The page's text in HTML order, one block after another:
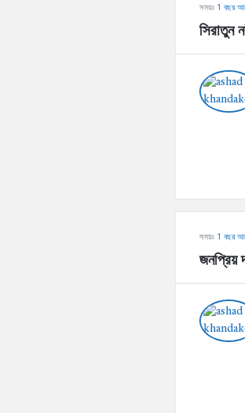
সময়ঃ 1 বছর
সিরাতুন
সময়ঃ 1 বছর
জনপ্রিয়